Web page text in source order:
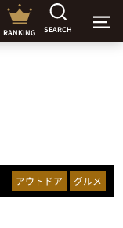
RANKING SEARCH
アウトドア グルメ